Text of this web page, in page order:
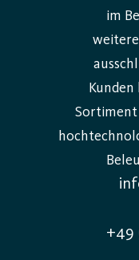
Eine
das Licht durch
zwei Elektroden in
erzeugt wird.
und
Leuchten
Lagerhallen und
im
Sortiment
+49